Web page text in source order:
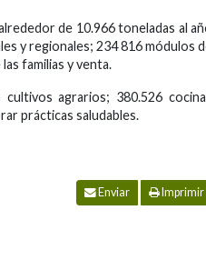
de 10.966 toneladas al
y regionales; 234 816 módulos
familias y venta.
agrarios; 380.526
prácticas saludables.
Enviar Imprimir